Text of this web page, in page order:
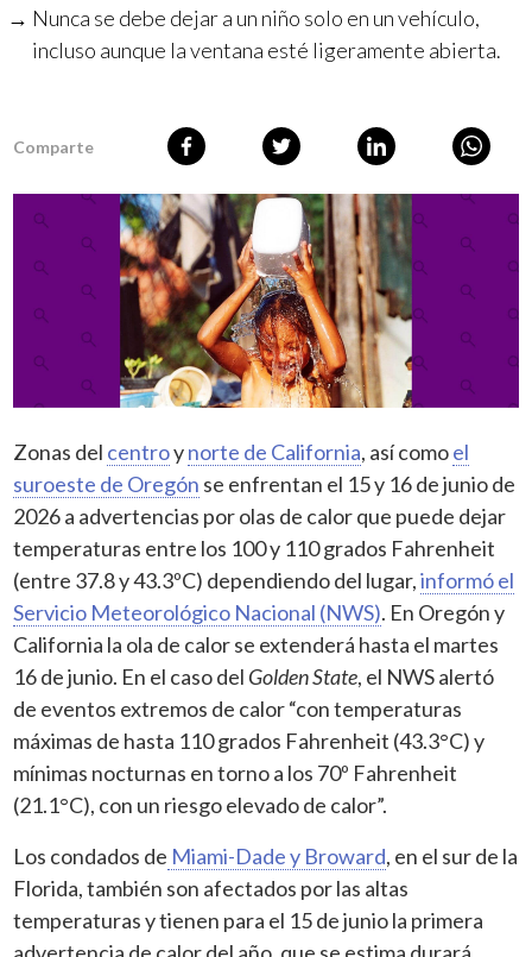
Nunca se debe dejar a un niño solo en un vehículo,
incluso aunque la ventana esté ligeramente abierta.
Comparte
Zonas del centroynorte de California, así comoel
suroeste de Oregón se enfrentan el 15 y 16 de junio de
2026 a advertencias por olas de calor que puede dejar
temperaturas entre los 100 y 110 grados Fahrenheit
(entre 37.8 y 43.3ºC) dependiendo del lugar,informó el
Servicio Meteorológico Nacional (NWS). En Oregón y
California la ola de calor se extenderá hasta el martes
16 de junio. En el caso del Golden State, el NWS alertó
de eventos extremos de calor “con temperaturas
máximas de hasta 110 grados Fahrenheit (43.3°C) y
mínimas nocturnas en torno a los 70º Fahrenheit
(21.1°C), con un riesgo elevado de calor”.
Los condados de Miami-Dade y Broward, en el sur de la
Florida, también son afectados por las altas
temperaturas y tienen para el 15 de junio la primera
advertencia de calor del año, que se estima durará